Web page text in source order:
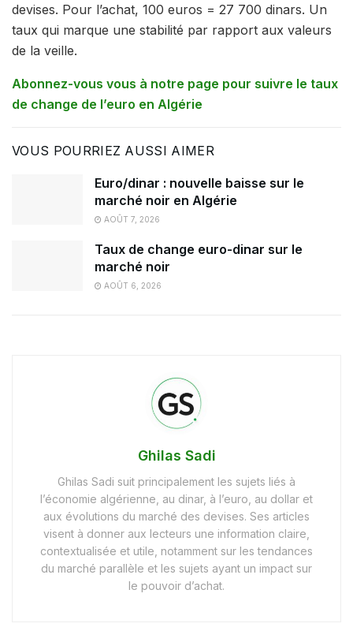
devises. Pour l’achat, 100 euros = 27 700 dinars. Un
taux qui marque une stabilité par rapport aux valeurs
de la veille.
Abonnez-vous vous à notre page pour suivre le taux
de change de l’euro en Algérie
VOUS POURRIEZ AUSSI AIMER
Euro/dinar : nouvelle baisse sur le
marché noir en Algérie
AOÛT 7, 2026
Taux de change euro-dinar sur le
marché noir
AOÛT 6, 2026
Ghilas Sadi
Ghilas Sadi suit principalement les sujets liés à
l’économie algérienne, au dinar, à l’euro, au dollar et
aux évolutions du marché des devises. Ses articles
visent à donner aux lecteurs une information claire,
contextualisée et utile, notamment sur les tendances
du marché parallèle et les sujets ayant un impact sur
le pouvoir d’achat.